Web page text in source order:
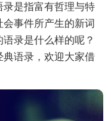
是指富有哲理与特
事件所产生的新词
录是什么样的呢？
语录，欢迎大家借